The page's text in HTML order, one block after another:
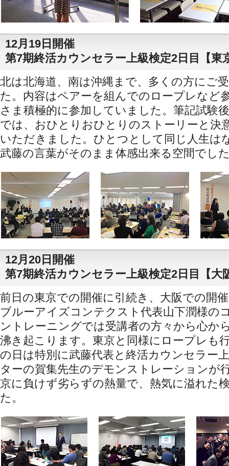
12月19日開催
第7期終活カウンセラー上級検定2日目【東
北は北海道、南は沖縄まで、多くの方にご
た。内容はペアーを組んでのロープレなど
さま積極的に参加していました。筆記試験
では、おひとりおひとりのストーリーと決
いただきました。ひとつとして同じ人生は
武藤の言葉がそのまま体感出来る空間でし
12月20日開催
第7期終活カウンセラー上級検定2日目【大
前日の東京での開催に引続き、大阪での開
ブルーアイズコンテクスト代表山下潤様の
ントレーニングでは受講者の方々から心か
沸き起こります。東京と同様にロープレも
の日は特別に武藤代表と終活カウンセラー
ターの賀集先生のデモンストレーションが
京に負けず劣らずの熱量で、熱気に溢れた
た。